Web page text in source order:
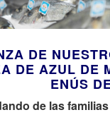
DE
DE AZUL DE
ENÚS
de las